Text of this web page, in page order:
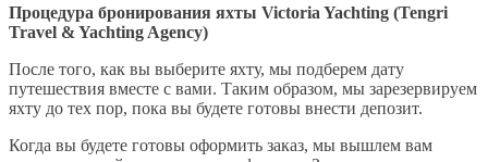
Процедура бронирования яхты Victoria Yachting (Tengri
Travel & Yachting Agency)
После того, как вы выберите яхту, мы подберем дату
путешествия вместе с вами. Таким образом, мы зарезервируем
яхту до тех пор, пока вы будете готовы внести депозит.
Когда вы будете готовы оформить заказ, мы вышлем вам